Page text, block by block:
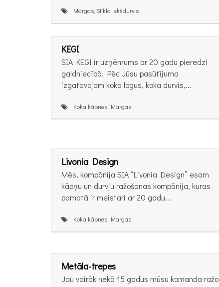
Margas, Stikla iekšdurvis
KEGI
SIA KEGI ir uzņēmums ar 20 gadu pieredzi
galdniecībā. Pēc Jūsu pasūtījuma
izgatavojam koka logus, koka durvis,...
Koka kāpnes, Margas
Livonia Design
Mēs, kompānija SIA “Livonia Design” esam
kāpņu un durvju ražošanas kompānija, kuras
pamatā ir meistari ar 20 gadu...
Koka kāpnes, Margas
Metāla-trepes
Jau vairāk nekā 15 gadus mūsu komanda ražo